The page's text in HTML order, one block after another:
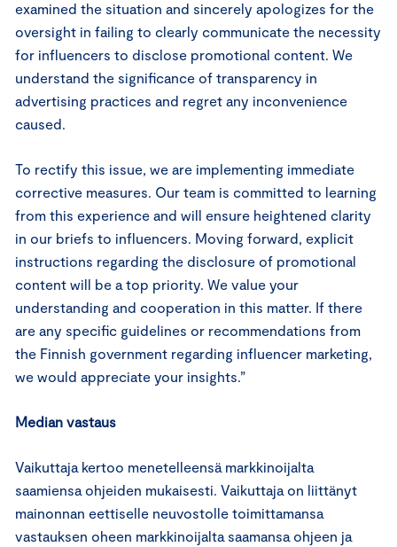
examined the situation and sincerely apologizes for the
oversight in failing to clearly communicate the necessity
for influencers to disclose promotional content. We
understand the significance of transparency in
advertising practices and regret any inconvenience
caused.
To rectify this issue, we are implementing immediate
corrective measures. Our team is committed to learning
from this experience and will ensure heightened clarity
in our briefs to influencers. Moving forward, explicit
instructions regarding the disclosure of promotional
content will be a top priority. We value your
understanding and cooperation in this matter. If there
are any specific guidelines or recommendations from
the Finnish government regarding influencer marketing,
we would appreciate your insights.”
Median vastaus
Vaikuttaja kertoo menetelleensä markkinoijalta
saamiensa ohjeiden mukaisesti. Vaikuttaja on liittänyt
mainonnan eettiselle neuvostolle toimittamansa
vastauksen oheen markkinoijalta saamansa ohjeen ja